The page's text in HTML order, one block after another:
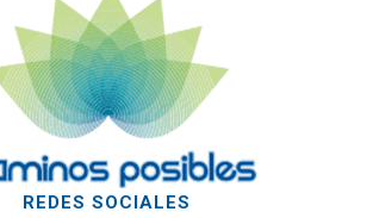
recuperación.
REDES SOCIALES